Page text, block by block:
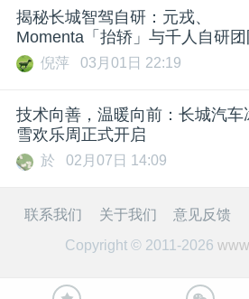
揭秘长城智驾自研：元戎、
Momenta「抬轿」与千人自研团
倪萍 03月01日 22:19
技术向善，温暖向前：长城汽车
雪欢乐周正式开启
於 02月07日 14:09
联系我们 关于我们
意见反馈
Copyright © 2011-2026